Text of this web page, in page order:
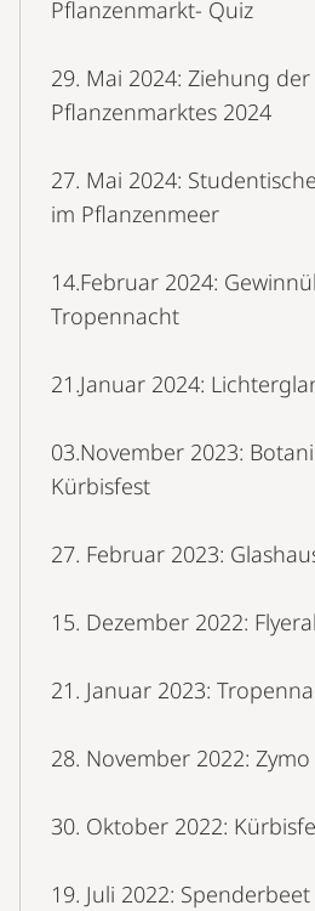
Pflanzenmarkt- Quiz
29. Mai 2024: Ziehung
Pflanzenmarktes 2024
27. Mai 2024:
im Pflanzenmeer
14.Februar 2024:
Tropennacht
21.Januar 2024:
03.November 2023:
Kürbisfest
27. Februar 2023:
15. Dezember 2022:
21. Januar 2023:
28. November 2022:
30. Oktober 2022:
19. Juli 2022: Spenderbeet